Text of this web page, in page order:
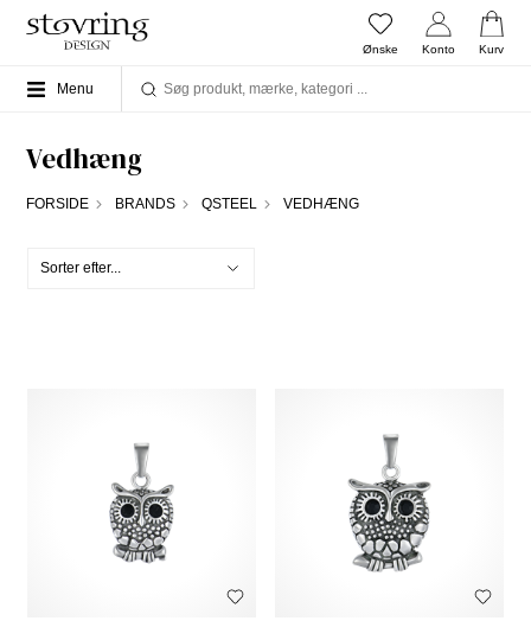
Ønske Konto Kurv
Menu
Vedhæng
FORSIDE BRANDS QSTEEL VEDHÆNG